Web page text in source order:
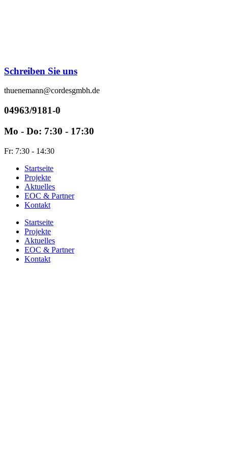
Schreiben Sie uns
thuenemann@cordesgmbh.de
04963/9181-0
Mo - Do: 7:30 - 17:30
Fr: 7:30 - 14:30
Startseite
Projekte
Aktuelles
EOC & Partner
Kontakt
Startseite
Projekte
Aktuelles
EOC & Partner
Kontakt